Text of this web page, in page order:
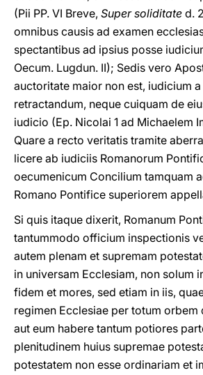
(Pii PP. VI Breve, Super soliditate d.
omnibus causis ad examen
spectantibus ad ipsius posse
Oecum. Lugdun. II); Sedis vero
auctoritate maior non est, iudicium
retractandum, neque cuiquam de
iudicio (Ep. Nicolai 1 ad Michaelem
Quare a recto veritatis tramite
licere ab iudiciis Romanorum
oecumenicum Concilium tamquam
Romano Pontifice superiorem
Si quis itaque dixerit, Romanum
tantummodo officium inspectionis
autem plenam et supremam
in universam Ecclesiam, non solum
fidem et mores, sed etiam in iis,
regimen Ecclesiae per totum orbem
aut eum habere tantum potiores
plenitudinem huius supremae
potestatem non esse ordinariam et